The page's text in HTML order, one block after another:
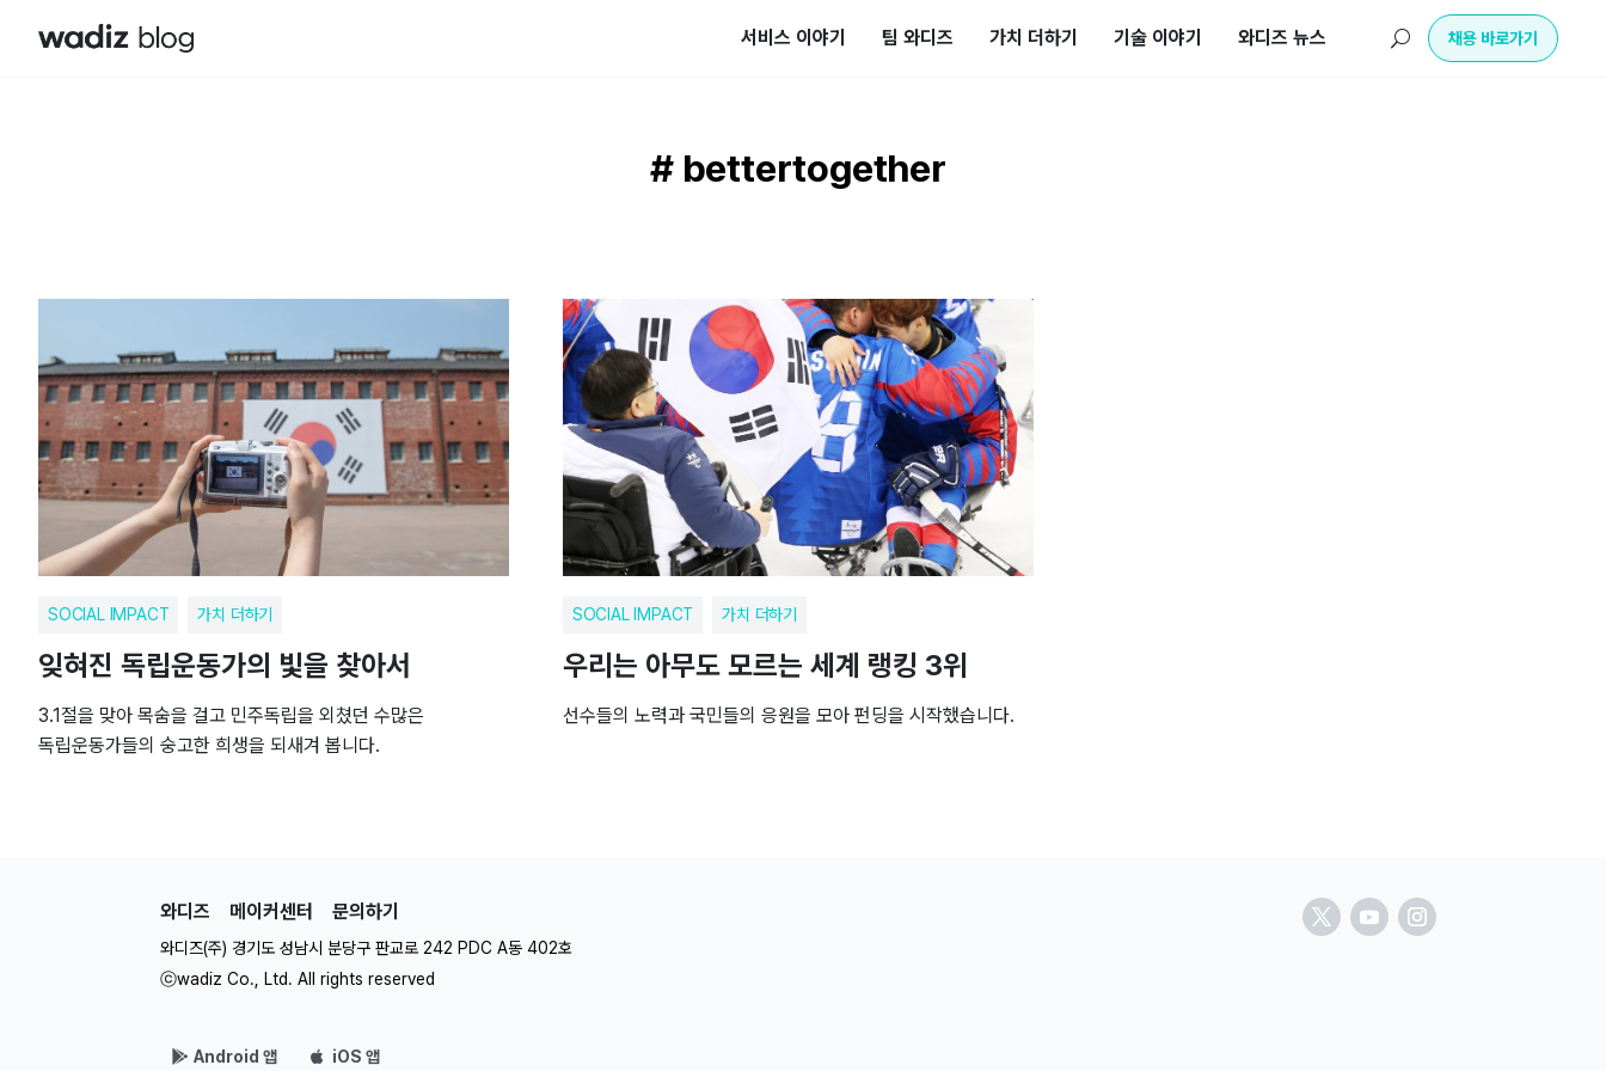
서비스 이야기 팀 와디즈 가치 더하기 기술 이야기 와디즈 뉴스 U 채용 바로가기
# bettertogether
SOCIAL IMPACT 가치 더하기
잊혀진 독립운동가의 빛을 찾아서
3.1절을 맞아 목숨을 걸고 민주독립을 외쳤던 수많은
독립운동가들의 숭고한 희생을 되새겨 봅니다.
SOCIAL IMPACT 가치 더하기
우리는 아무도 모르는 세계 랭킹 3위
선수들의 노력과 국민들의 응원을 모아 펀딩을 시작했습니다.
와디즈 메이커센터 문의하기
와디즈(주) 경기도 성남시 분당구 판교로 242 PDC A동 402호
ⓒwadiz Co., Ltd. All rights reserved
Android 앱 iOS 앱